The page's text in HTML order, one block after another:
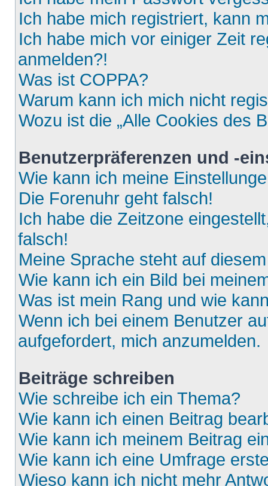
Ich habe mich registriert, kann
Ich habe mich vor einiger Zeit
anmelden?!
Was ist COPPA?
Warum kann ich mich nicht
Wozu ist die „Alle Cookies des
Benutzerpräferenzen und -
Wie kann ich meine
Die Forenuhr geht falsch!
Ich habe die Zeitzone
falsch!
Meine Sprache steht auf
Wie kann ich ein Bild bei
Was ist mein Rang und wie
Wenn ich bei einem Benutzer
aufgefordert, mich anzumelden.
Beiträge schreiben
Wie schreibe ich ein Thema?
Wie kann ich einen Beitrag
Wie kann ich meinem Beitrag
Wie kann ich eine Umfrage
Wieso kann ich nicht mehr